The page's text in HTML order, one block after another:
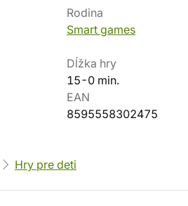
Rodina
Smart games
Dĺžka hry
15-0 min.
EAN
8595558302475
Hry pre deti